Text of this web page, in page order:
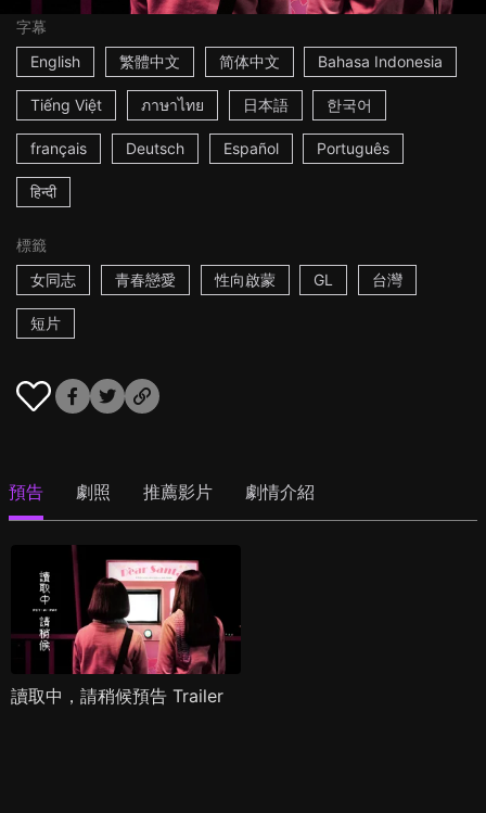
字幕
English
繁體中文 简体中文 Bahasa Indonesia
Tiếng Việt ภาษาไทย 日本語 한국어
français Deutsch Español Português
हिन्दी
標籤
女同志
青春戀愛 性向啟蒙 GL 台灣
短片
預告 劇照 推薦影片 劇情介紹
讀取中，請稍候預告 Trailer